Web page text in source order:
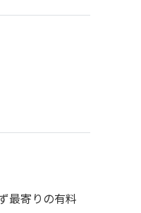
最寄りの有料